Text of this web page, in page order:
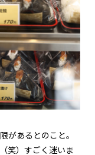
があるとのこと。
笑）すごく迷いま